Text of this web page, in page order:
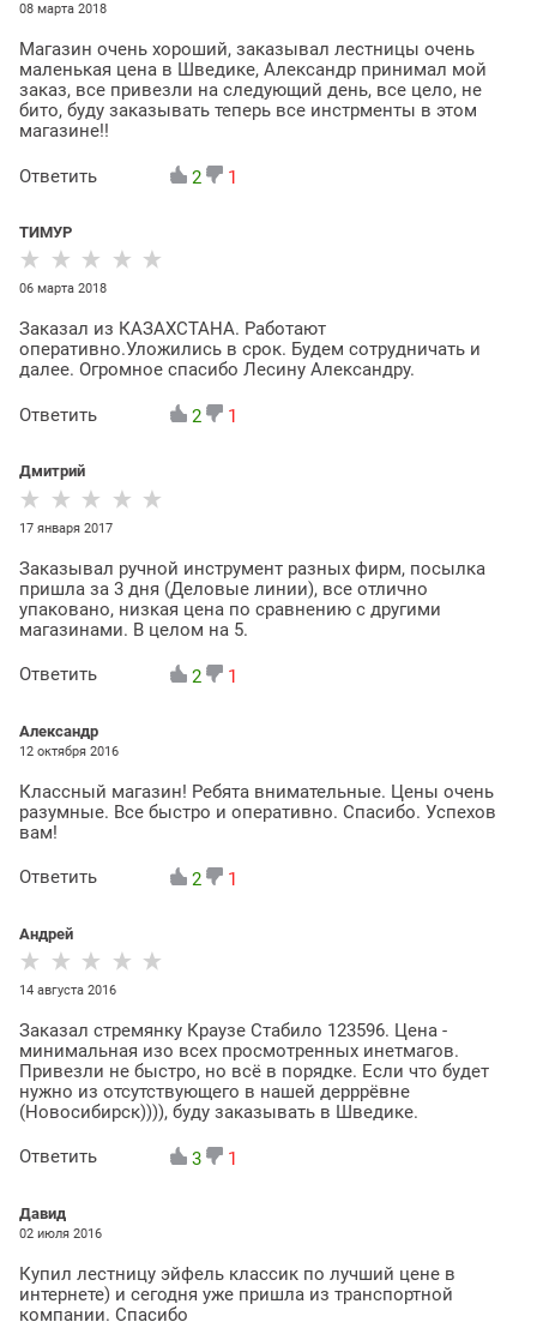
08 марта 2018
Магазин очень хороший, заказывал лестницы очень
маленькая цена в Шведике, Александр принимал мой
заказ, все привезли на следующий день, все цело, не
бито, буду заказывать теперь все инстрменты в этом
магазине!!
Ответить 2 1
ТИМУР
06 марта 2018
Заказал из КАЗАХСТАНА. Работают
оперативно.Уложились в срок. Будем сотрудничать и
далее. Огромное спасибо Лесину Александру.
Ответить 2 1
Дмитрий
17 января 2017
Заказывал ручной инструмент разных фирм, посылка
пришла за 3 дня (Деловые линии), все отлично
упаковано, низкая цена по сравнению с другими
магазинами. В целом на 5.
Ответить 2 1
Александр
12 октября 2016
Классный магазин! Ребята внимательные. Цены очень
разумные. Все быстро и оперативно. Спасибо. Успехов
вам!
Ответить 2 1
Андрей
14 августа 2016
Заказал стремянку Краузе Стабило 123596. Цена -
минимальная изо всех просмотренных инетмагов.
Привезли не быстро, но всё в порядке. Если что будет
нужно из отсутствующего в нашей дерррёвне
(Новосибирск)))), буду заказывать в Шведике.
Ответить 3 1
Давид
02 июля 2016
Купил лестницу эйфель классик по лучший цене в
интернете) и сегодня уже пришла из транспортной
компании. Спасибо